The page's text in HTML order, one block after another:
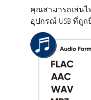
คุณสามารถเล่นไ
อุปกรณ์ USB ที่ถู